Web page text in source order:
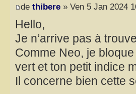
de thibere » Ven 5 Jan 2024
Hello,
Je n’arrive pas à
Comme Neo, je
vert et ton petit indice
Il concerne bien cette